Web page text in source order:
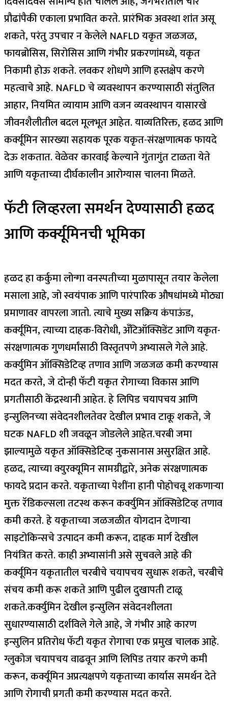
प्रौढांपैकी एकाला प्रभावित करते. प्रारंभिक अवस्था शांत असू
शकते, परंतु उपचार न केलेले NAFLD यकृत जळजळ,
फायब्रोसिस, सिरोसिस आणि गंभीर प्रकरणांमध्ये, यकृत
निकामी होऊ शकते. लवकर शोधणे आणि हस्तक्षेप करणे
महत्वाचे आहे. NAFLD चे व्यवस्थापन करण्यासाठी संतुलित
आहार, नियमित व्यायाम आणि वजन व्यवस्थापन यासारखे
जीवनशैलीतील बदल मूलभूत आहेत. याव्यतिरिक्त, हळद आणि
कर्क्यूमिन सारख्या सहायक पूरक यकृत-संरक्षणात्मक फायदे
देऊ शकतात.वेळेवर कारवाई केल्याने गुंतागुंत टाळता येते
आणि यकृताच्या दीर्घकालीन आरोग्यास चालना मिळते.
फॅटी लिव्हरला समर्थन देण्यासाठी हळद
आणि कर्क्यूमिनची भूमिका
हळद हा कर्कुमा लोन्गा वनस्पतीच्या मुळापासून तयार केलेला
मसाला आहे, जो स्वयंपाक आणि पारंपारिक औषधांमध्ये मोठ्या
प्रमाणावर वापरला जातो. त्याचे मुख्य सक्रिय कंपाऊंड,
कर्क्यूमिन, त्याच्या दाहक-विरोधी, अँटिऑक्सिडेंट आणि यकृत-
संरक्षणात्मक गुणधर्मांसाठी विस्तृतपणे अभ्यासले गेले आहे.
कर्क्युमिन ऑक्सिडेटिव्ह तणाव आणि जळजळ कमी करण्यास
मदत करते, जे दोन्ही फॅटी यकृत रोगाच्या विकास आणि
प्रगतीसाठी केंद्रस्थानी आहेत. हे लिपिड चयापचय आणि
इन्सुलिनच्या संवेदनशीलतेवर देखील प्रभाव टाकू शकते, जे
घटक NAFLD शी जवळून जोडलेले आहेत.चरबी जमा
झाल्यामुळे यकृत ऑक्सिडेटिव्ह नुकसानास असुरक्षित आहे.
हळद, त्याच्या क्युरक्यूमिन सामग्रीद्वारे, अनेक संरक्षणात्मक
फायदे प्रदान करते. यकृताच्या पेशींना हानी पोहोचवू शकणाऱ्या
मुक्त रॅडिकल्सला तटस्थ करून कर्क्युमिन ऑक्सिडेटिव्ह तणाव
कमी करते. हे यकृताच्या जळजळीत योगदान देणाऱ्या
साइटोकिन्सचे उत्पादन कमी करून, दाहक मार्ग देखील
नियंत्रित करते.काही अभ्यासांनी असे सुचवले आहे की
कर्क्यूमिन यकृतातील चरबीचे चयापचय सुधारू शकते, चरबीचे
संचय कमी करू शकते आणि पुढील दुखापती टाळू
शकते.कर्क्युमिन देखील इन्सुलिन संवेदनशीलता
सुधारण्यासाठी दर्शविले गेले आहे, जे गंभीर आहे कारण
इन्सुलिन प्रतिरोध फॅटी यकृत रोगाचा एक प्रमुख चालक आहे.
ग्लुकोज चयापचय वाढवून आणि लिपिड तयार करणे कमी
करून, कर्क्यूमिन अप्रत्यक्षपणे यकृताच्या कार्यास समर्थन देते
आणि रोगाची प्रगती कमी करण्यास मदत करते.